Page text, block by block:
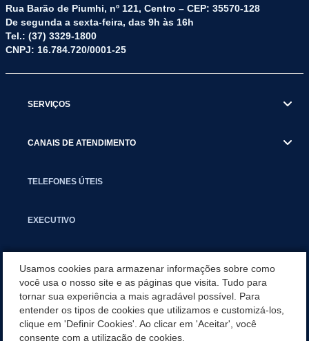
Rua Barão de Piumhi, nº 121, Centro – CEP: 35570-128
De segunda a sexta-feira, das 9h às 16h
Tel.: (37) 3329-1800
CNPJ: 16.784.720/0001-25
SERVIÇOS
CANAIS DE ATENDIMENTO
TELEFONES ÚTEIS
EXECUTIVO
APLICATIVO
PARCERIAS E EMENDAS IMPOSITIVAS MUNICIPAIS
Usamos cookies para armazenar informações sobre como
você usa o nosso site e as páginas que visita. Tudo para
tornar sua experiência a mais agradável possível. Para
entender os tipos de cookies que utilizamos e customizá-los,
clique em 'Definir Cookies'. Ao clicar em 'Aceitar', você
consente com a utilização de cookies.